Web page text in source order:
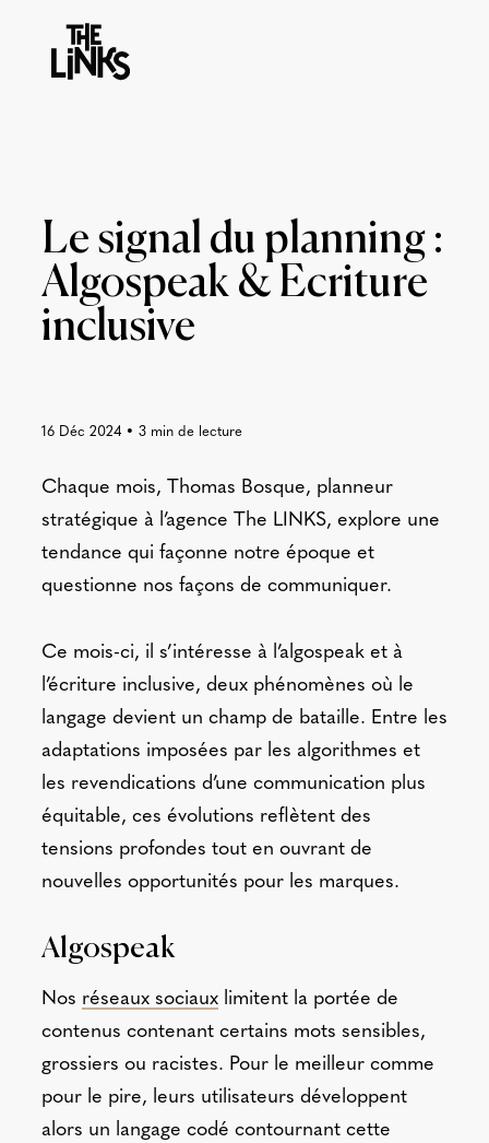
Le signal du planning :
Algospeak & Ecriture
inclusive
16 Déc 2024• 3 min de lecture
Chaque mois, Thomas Bosque, planneur
stratégique à l’agence The LINKS, explore une
tendance qui façonne notre époque et
questionne nos façons de communiquer.
Ce mois-ci, il s’intéresse à l’algospeak et à
l’écriture inclusive, deux phénomènes où le
langage devient un champ de bataille. Entre les
adaptations imposées par les algorithmes et
les revendications d’une communication plus
équitable, ces évolutions reflètent des
tensions profondes tout en ouvrant de
nouvelles opportunités pour les marques.
Algospeak
Nos réseaux sociauxlimitent la portée de
contenus contenant certains mots sensibles,
grossiers ou racistes. Pour le meilleur comme
pour le pire, leurs utilisateurs développent
alors un langage codé contournant cette